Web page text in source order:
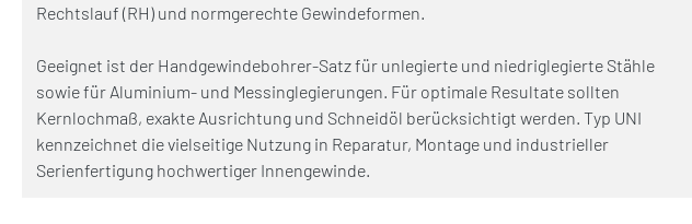
Rechtslauf (RH) und normgerechte Gewindeformen.
Geeignet ist der Handgewindebohrer-Satz für unlegierte und niedriglegierte Stähle
sowie für Aluminium- und Messinglegierungen. Für optimale Resultate sollten
Kernlochmaß, exakte Ausrichtung und Schneidöl berücksichtigt werden. Typ UNI
kennzeichnet die vielseitige Nutzung in Reparatur, Montage und industrieller
Serienfertigung hochwertiger Innengewinde.